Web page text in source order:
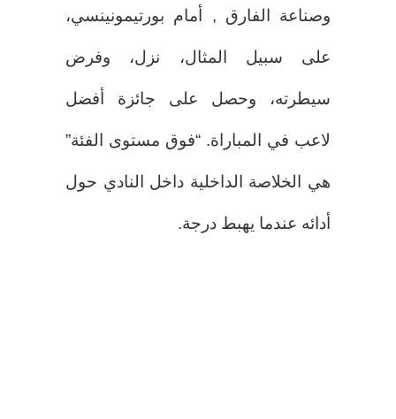
وصناعة الفارق , أمام بورتيمونينسي،
على سبيل المثال، نزل، وفرض
سيطرته، وحصل على جائزة أفضل
لاعب في المباراة. “فوق مستوى الفئة”
هي الخلاصة الداخلية داخل النادي حول
أدائه عندما يهبط درجة.